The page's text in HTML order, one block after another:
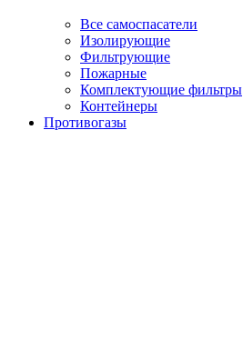
Все самоспасатели
Изолирующие
Фильтрующие
Пожарные
Комплектующие фильтры
Контейнеры
Противогазы